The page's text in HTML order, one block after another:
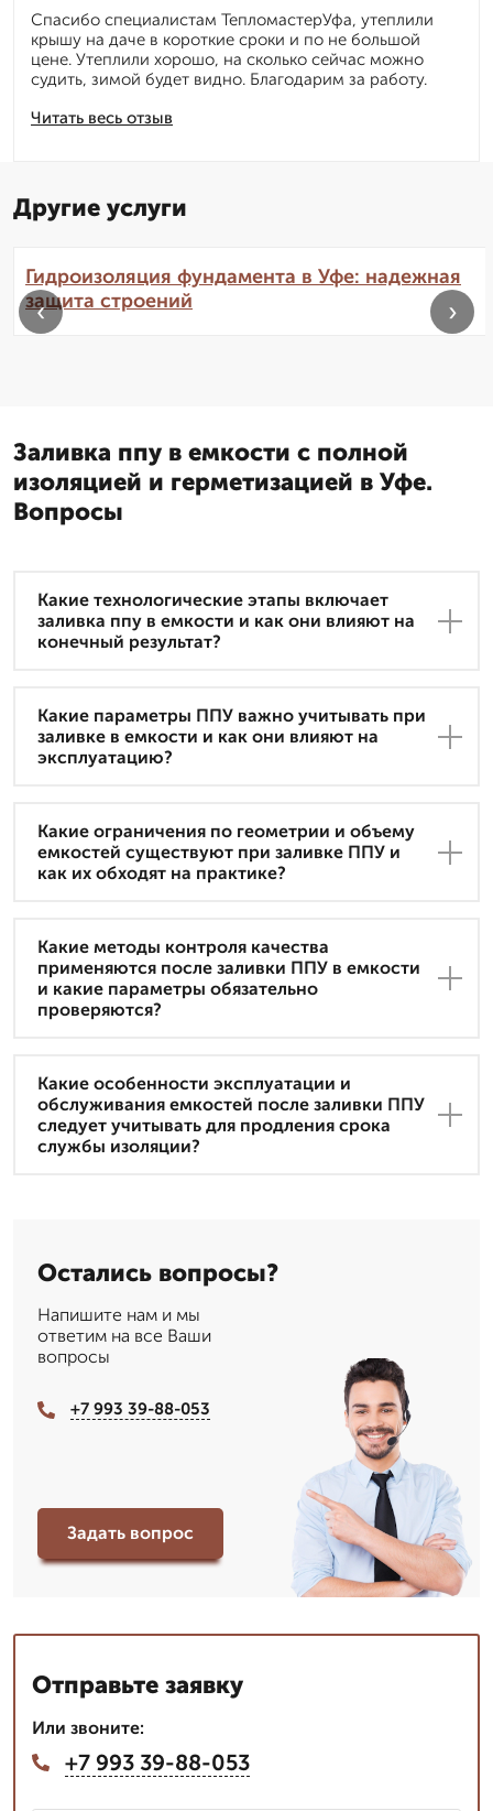
Читать весь отзыв
Спасибо специалистам ТепломастерУфа, утеплили
крышу на даче в короткие сроки и по не большой
цене. Утеплили хорошо, на сколько сейчас можно
судить, зимой будет видно. Благодарим за работу.
Другие услуги
Гидроизоляция фундамента в Уфе: надежная
защита строений
‹ ›
Заливка ппу в емкости с полной
изоляцией и герметизацией в Уфе.
Вопросы
Какие технологические этапы включает
заливка ппу в емкости и как они влияют на
конечный результат?
Какие параметры ППУ важно учитывать при
заливке в емкости и как они влияют на
эксплуатацию?
Какие ограничения по геометрии и объему
емкостей существуют при заливке ППУ и
как их обходят на практике?
Какие методы контроля качества
применяются после заливки ППУ в емкости
и какие параметры обязательно
проверяются?
Какие особенности эксплуатации и
обслуживания емкостей после заливки ППУ
следует учитывать для продления срока
службы изоляции?
Остались вопросы?
Напишите нам и мы
ответим на все Ваши
вопросы
+7 993 39-88-053
Задать вопрос
Отправьте заявку
Или звоните:
+7 993 39-88-053